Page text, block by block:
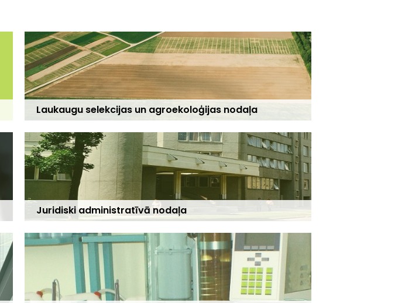
Laukaugu selekcijas un agroekoloģijas nodaļa
Juridiski administratīvā nodaļa